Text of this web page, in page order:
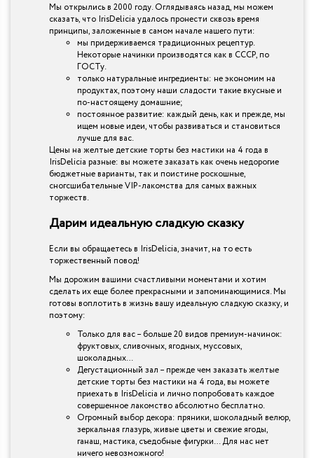
Мы открылись в 2000 году. Оглядываясь назад, мы можем
сказать, что IrisDelicia удалось пронести сквозь время
принципы, заложенные в самом начале нашего пути:
мы придерживаемся традиционных рецептур.
Некоторые начинки производятся как в СССР, по
ГОСТу.
только натуральные ингредиенты: не экономим на
продуктах, поэтому наши сладости такие вкусные и
по-настоящему домашние;
постоянное развитие: каждый день, как и прежде, мы
ищем новые идеи, чтобы развиваться и становиться
лучше для вас.
Цены на желтые детские торты без мастики на 4 года в
IrisDelicia разные: вы можете заказать как очень недорогие
бюджетные варианты, так и поистине роскошные,
сногсшибательные VIP-лакомства для самых важных
торжеств.
Дарим идеальную сладкую сказку
Если вы обращаетесь в IrisDelicia, значит, на то есть
торжественный повод!
Мы дорожим вашими счастливыми моментами и хотим
сделать их еще более прекрасными и запоминающимися. Мы
готовы воплотить в жизнь вашу идеальную сладкую сказку, и
поэтому:
Только для вас – больше 20 видов премиум-начинок:
фруктовых, сливочных, ягодных, муссовых,
шоколадных…
Дегустационный зал – прежде чем заказать желтые
детские торты без мастики на 4 года, вы можете
приехать в IrisDelicia и лично попробовать каждое
совершенное лакомство абсолютно бесплатно.
Огромный выбор декора: пряники, шоколадный велюр,
зеркальная глазурь, живые цветы и свежие ягоды,
ганаш, мастика, съедобные фигурки… Для нас нет
ничего невозможного!